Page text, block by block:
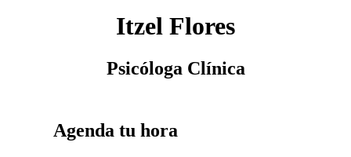
Itzel Flores
Psicóloga Clínica
Agenda tu hora